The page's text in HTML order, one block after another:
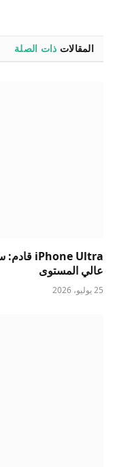
المقالات ذات الصلة
عالي المستوى
25 يوليو، 2026